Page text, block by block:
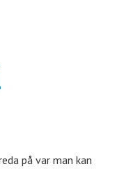
på var man kan